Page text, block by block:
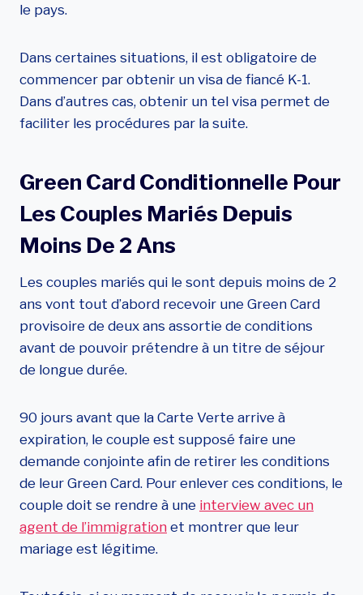
le pays.
Dans certaines situations, il est obligatoire de
commencer par obtenir un visa de fiancé K-1.
Dans d’autres cas, obtenir un tel visa permet de
faciliter les procédures par la suite.
Green Card Conditionnelle Pour
Les Couples Mariés Depuis
Moins De 2 Ans
Les couples mariés qui le sont depuis moins de 2
ans vont tout d’abord recevoir une Green Card
provisoire de deux ans assortie de conditions
avant de pouvoir prétendre à un titre de séjour
de longue durée.
90 jours avant que la Carte Verte arrive à
expiration, le couple est supposé faire une
demande conjointe afin de retirer les conditions
de leur Green Card. Pour enlever ces conditions, le
couple doit se rendre à une interview avec un
agent de l’immigration et montrer que leur
mariage est légitime.